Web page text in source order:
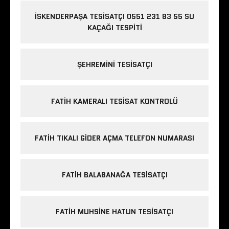
İSKENDERPAŞA TESISATÇI 0551 231 83 55 SU
KAÇAĞI TESPITI
ŞEHREMINI TESISATÇI
FATIH KAMERALI TESISAT KONTROLÜ
FATIH TIKALI GIDER AÇMA TELEFON NUMARASI
FATIH BALABANAĞA TESISATÇI
FATIH MUHSINE HATUN TESISATÇI